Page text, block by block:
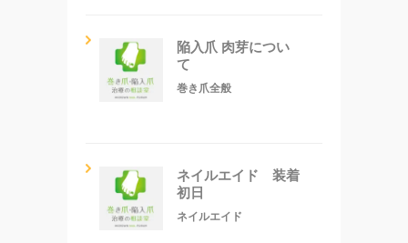
陥入爪 肉芽につい
て
巻き爪全般
ネイルエイド 装着
初日
ネイルエイド